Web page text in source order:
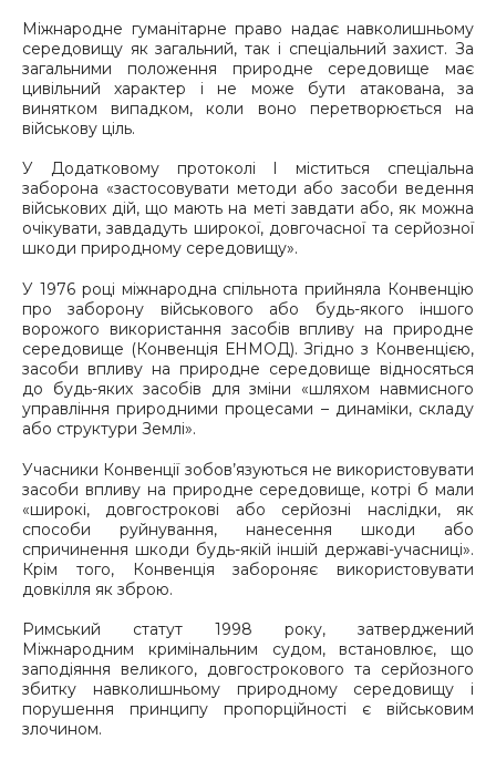
Міжнародне гуманітарне право надає навколишньому
середовищу як загальний, так і спеціальний захист. За
загальними положення природне середовище має
цивільний характер і не може бути атакована, за
винятком випадком, коли воно перетворюється на
військову ціль.
У Додатковому протоколі І міститься спеціальна
заборона «застосовувати методи або засоби ведення
військових дій, що мають на меті завдати або, як можна
очікувати, завдадуть широкої, довгочасної та серйозної
шкоди природному середовищу».
У 1976 році міжнародна спільнота прийняла Конвенцію
про заборону військового або будь-якого іншого
ворожого використання засобів впливу на природне
середовище (Конвенція ЕНМОД). Згідно з Конвенцією,
засоби впливу на природне середовище відносяться
до будь-яких засобів для зміни «шляхом навмисного
управління природними процесами – динаміки, складу
або структури Землі».
Учасники Конвенції зобов’язуються не використовувати
засоби впливу на природне середовище, котрі б мали
«широкі, довгострокові або серйозні наслідки, як
способи руйнування, нанесення шкоди або
спричинення шкоди будь-якій іншій державі-учасниці».
Крім того, Конвенція забороняє використовувати
довкілля як зброю.
Римський статут 1998 року, затверджений
Міжнародним кримінальним судом, встановлює, що
заподіяння великого, довгострокового та серйозного
збитку навколишньому природному середовищу і
порушення принципу пропорційності є військовим
злочином.